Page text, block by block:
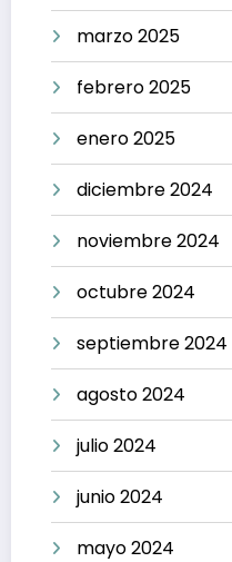
marzo 2025
febrero 2025
enero 2025
diciembre 2024
noviembre 2024
octubre 2024
septiembre 2024
agosto 2024
julio 2024
junio 2024
mayo 2024